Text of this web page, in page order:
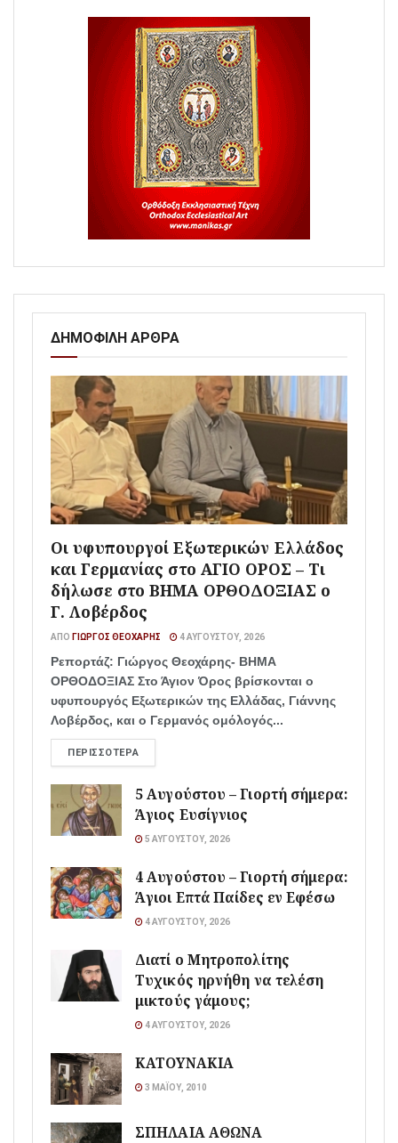
ΔΗΜΟΦΙΛΗ ΑΡΘΡΑ
Οι υφυπουργοί Εξωτερικών Ελλάδος
και Γερμανίας στο ΑΓΙΟ ΟΡΟΣ – Τι
δήλωσε στο ΒΗΜΑ ΟΡΘΟΔΟΞΙΑΣ ο
Γ. Λοβέρδος
ΑΠΌ ΓΙΏΡΓΟΣ ΘΕΟΧΆΡΗΣ 4 ΑΥΓΟΎΣΤΟΥ, 2026
Ρεπορτάζ: Γιώργος Θεοχάρης- ΒΗΜΑ
ΟΡΘΟΔΟΞΙΑΣ Στο Άγιον Όρος βρίσκονται ο
υφυπουργός Εξωτερικών της Ελλάδας, Γιάννης
Λοβέρδος, και ο Γερμανός ομόλογός...
ΠΕΡΙΣΣΌΤΕΡΑ
5 Αυγούστου – Γιορτή σήμερα:
Άγιος Ευσίγνιος
5 ΑΥΓΟΎΣΤΟΥ, 2026
4 Αυγούστου – Γιορτή σήμερα:
Άγιοι Επτά Παίδες εν Εφέσω
4 ΑΥΓΟΎΣΤΟΥ, 2026
Διατί ο Μητροπολίτης
Τυχικός ηρνήθη να τελέση
μικτούς γάμους;
4 ΑΥΓΟΎΣΤΟΥ, 2026
ΚΑΤΟΥΝΑΚΙΑ
3 ΜΑΪ́ΟΥ, 2010
ΣΠΗΛΑΙΑ ΑΘΩΝΑ